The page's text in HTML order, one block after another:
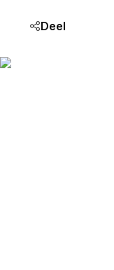
Deel